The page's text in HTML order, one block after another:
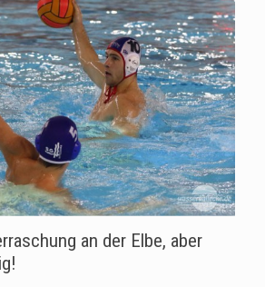
an der Elbe, aber